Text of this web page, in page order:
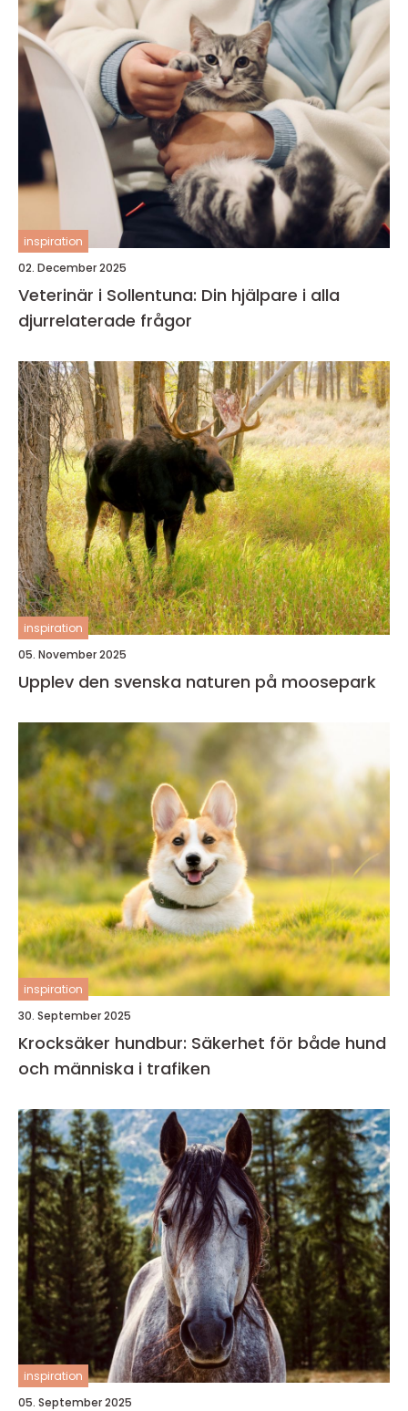
inspiration
02. December 2025
Veterinär i Sollentuna: Din hjälpare i alla
djurrelaterade frågor
inspiration
05. November 2025
Upplev den svenska naturen på moosepark
inspiration
30. September 2025
Krocksäker hundbur: Säkerhet för både hund
och människa i trafiken
inspiration
05. September 2025